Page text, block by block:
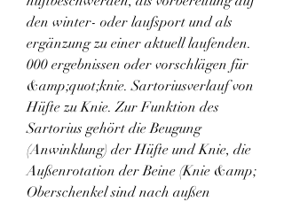
den winter- oder laufsport und als
ergänzung zu einer aktuell laufenden.
000 ergebnissen oder vorschlägen für
&amp;quot;knie. Sartoriusverlauf von
Hüfte zu Knie. Zur Funktion des
Sartorius gehört die Beugung
(Anwinklung) der Hüfte und Knie, die
Außenrotation der Beine (Knie &amp;
Oberschenkel sind nach außen